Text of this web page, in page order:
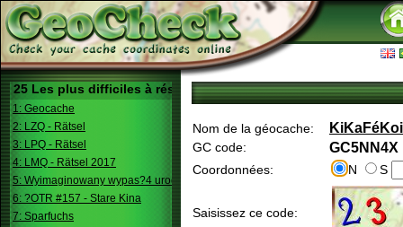
25 Les plus difficiles à résoudre
1: Geocache
2: LZQ - Rätsel
3: LPQ - Rätsel
4: LMQ - Rätsel 2017
5: Wyimaginowany wypas?4 urodziny
6: ?OTR #157 - Stare Kina
7: Sparfuchs
Nom de la géocache: KiKaFéKoi
GC code: GC5NN4X
Coordonnées: N S
Saisissez ce code: